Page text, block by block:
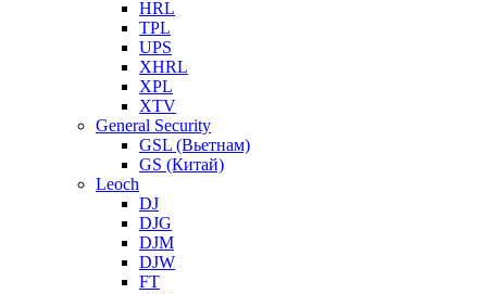
HRL
TPL
UPS
XHRL
XPL
XTV
General Security
GSL (Вьетнам)
GS (Китай)
Leoch
DJ
DJG
DJM
DJW
FT